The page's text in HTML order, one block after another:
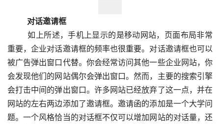
对话邀请框
重要，企业对话邀请框的频率也很重要。对话邀请框也可以
被广告弹出窗口代替。你会经常访问其他一些企业网站，你
会发现他们的网站偶尔会弹出窗口。然而，主要的搜索引擎
会打击中间的弹出窗口。许多网站已经放弃了这一点，并在
网站的左右两边添加了邀请框。邀请函的添加是一个大学问
题。一个风格恰当的对话框不仅可以增加网站的对话量，还